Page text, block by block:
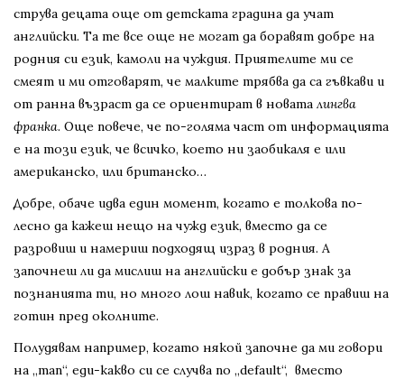
струва децата още от детската градина да учат
английски. Та те все още не могат да боравят добре на
родния си език, камоли на чуждия. Приятелите ми се
смеят и ми отговарят, че малките трябва да са гъвкави и
от ранна възраст да се ориентират в новата лингва
франка. Още повече, че по-голяма част от информацията
е на този език, че всичко, което ни заобикаля е или
американско, или британско…
Добре, обаче идва един момент, когато е толкова по-
лесно да кажеш нещо на чужд език, вместо да се
разровиш и намериш подходящ израз в родния. А
започнеш ли да мислиш на английски е добър знак за
познанията ти, но много лош навик, когато се правиш на
готин пред околните.
Полудявам например, когато някой започне да ми говори
на „man“, еди-какво си се случва по „default“, вместо